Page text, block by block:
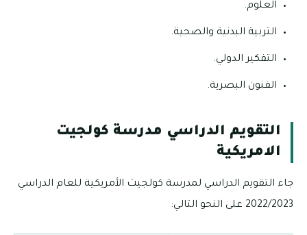
العلوم.
التربية البدنية والصحية.
التفكير الدولي.
الفنون البصرية.
التقويم الدراسي مدرسة كولجيت
الامريكية
جاء التقويم الدراسي لمدرسة كولجيت الأمريكية للعام الدراسي
2022/2023 على النحو التالي: